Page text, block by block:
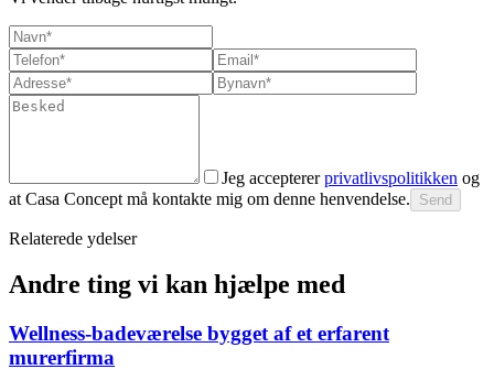
Jeg accepterer privatlivspolitikken og
at Casa Concept må kontakte mig om denne henvendelse.
Send
Relaterede ydelser
Andre ting vi kan hjælpe med
Wellness-badeværelse bygget af et erfarent
murerfirma